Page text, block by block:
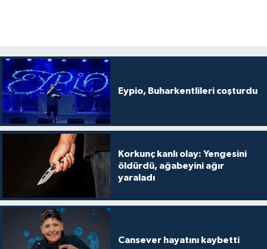
Eypio, Buharkentlileri coşturdu
Korkunç kanlı olay: Yengesini
öldürdü, ağabeyini ağır
yaraladı
Cansever hayatını kaybetti